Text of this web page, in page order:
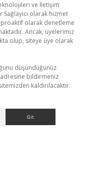
ve İletişim
Sağlayıcı olarak hizmet
olarak denetleme
Ancak, üyelerimiz
olup, siteye üye olarak
düşündüğünüz
adresine bildirmeniz
kaldırılacaktır.